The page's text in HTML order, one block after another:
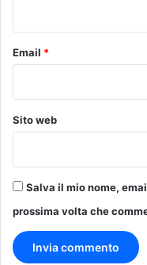
e
a
s
u
a
i
o
n
Email *
Sito web
Salva il mio nome,
prossima volta che